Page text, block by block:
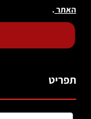
האתר.
תפריט